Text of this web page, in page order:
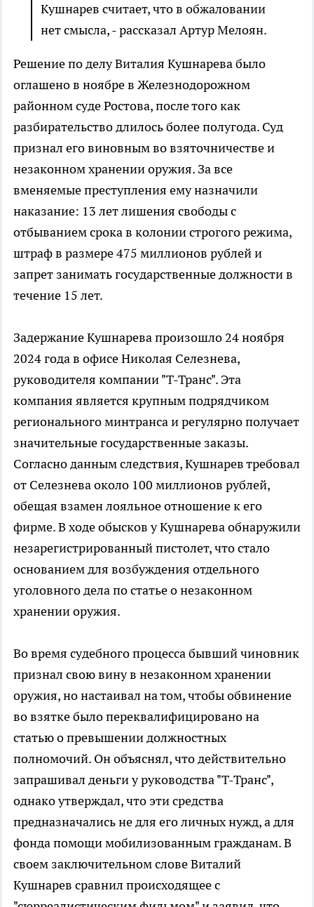
Кушнарев считает, что в обжаловании
нет смысла, - рассказал Артур Мелоян.
Решение по делу Виталия Кушнарева было
оглашено в ноябре в Железнодорожном
районном суде Ростова, после того как
разбирательство длилось более полугода. Суд
признал его виновным во взяточничестве и
незаконном хранении оружия. За все
вменяемые преступления ему назначили
наказание: 13 лет лишения свободы с
отбыванием срока в колонии строгого режима,
штраф в размере 475 миллионов рублей и
запрет занимать государственные должности в
течение 15 лет.
Задержание Кушнарева произошло 24 ноября
2024 года в офисе Николая Селезнева,
руководителя компании "Т-Транс". Эта
компания является крупным подрядчиком
регионального минтранса и регулярно получает
значительные государственные заказы.
Согласно данным следствия, Кушнарев требовал
от Селезнева около 100 миллионов рублей,
обещая взамен лояльное отношение к его
фирме. В ходе обысков у Кушнарева обнаружили
незарегистрированный пистолет, что стало
основанием для возбуждения отдельного
уголовного дела по статье о незаконном
хранении оружия.
Во время судебного процесса бывший чиновник
признал свою вину в незаконном хранении
оружия, но настаивал на том, чтобы обвинение
во взятке было переквалифицировано на
статью о превышении должностных
полномочий. Он объяснял, что действительно
запрашивал деньги у руководства "Т-Транс",
однако утверждал, что эти средства
предназначались не для его личных нужд, а для
фонда помощи мобилизованным гражданам. В
своем заключительном слове Виталий
Кушнарев сравнил происходящее с